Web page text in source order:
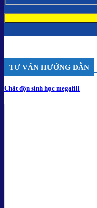
TƯ VẤN HƯỚNG DẪN
Chất độn sinh học megafill